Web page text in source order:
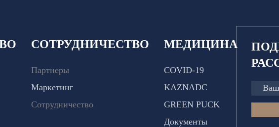
СОТРУДНИЧЕСТВО
Партнеры
Маркетинг
Сотрудничество
МЕДИЦИНА
COVID-19
KAZNADC
GREEN PUCK
Документы